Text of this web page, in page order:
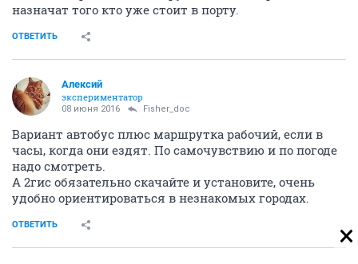
назначат того кто уже стоит в порту.
ОТВЕТИТЬ
Алексий
экспериментатор
08 июня 2016 Fisher_doc
Вариант автобус плюс маршрутка рабочий, если в
часы, когда они ездят. По самочувствию и по погоде
надо смотреть.
А 2гис обязательно скачайте и установите, очень
удобно ориентироваться в незнакомых городах.
ОТВЕТИТЬ